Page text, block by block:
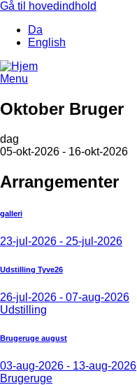
Gå til hovedindhold
Da
English
Menu
Oktober Bruger
dag
05-okt-2026 - 16-okt-2026
Arrangementer
galleri
23-jul-2026 - 25-jul-2026
Udstilling Tyve26
26-jul-2026 - 07-aug-2026
Udstilling
Brugeruge august
03-aug-2026 - 13-aug-2026
Brugeruge